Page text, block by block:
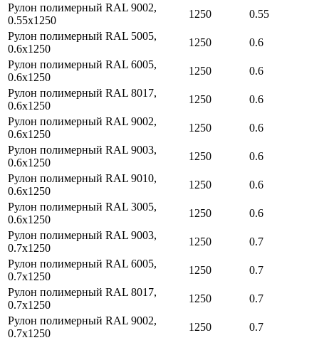
Рулон полимерный RAL 9002,
0.55х1250
1250
0.55
Рулон полимерный RAL 5005,
0.6х1250
1250
0.6
Рулон полимерный RAL 6005,
0.6х1250
1250
0.6
Рулон полимерный RAL 8017,
0.6х1250
1250
0.6
Рулон полимерный RAL 9002,
0.6х1250
1250
0.6
Рулон полимерный RAL 9003,
0.6х1250
1250
0.6
Рулон полимерный RAL 9010,
0.6х1250
1250
0.6
Рулон полимерный RAL 3005,
0.6х1250
1250
0.6
Рулон полимерный RAL 9003,
0.7х1250
1250
0.7
Рулон полимерный RAL 6005,
0.7х1250
1250
0.7
Рулон полимерный RAL 8017,
0.7х1250
1250
0.7
Рулон полимерный RAL 9002,
0.7х1250
1250 0.7